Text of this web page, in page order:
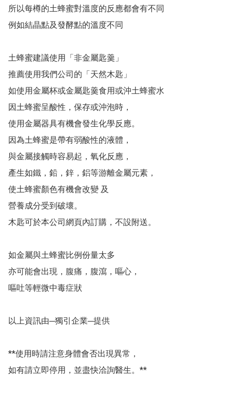
所以每樽的土蜂蜜對溫度的反應都會有不同
例如結晶點及發酵點的溫度不同
土蜂蜜建議使用「非金屬匙羹」
推薦使用我們公司的「天然木匙」
如使用金屬杯或金屬匙羹食用或沖土蜂蜜水
因土蜂蜜呈酸性，保存或沖泡時，
使用金屬器具有機會發生化學反應。
因為土蜂蜜是帶有弱酸性的液體，
與金屬接觸時容易起，氧化反應，
產生如鐵，鉛，鋅，鋁等游離金屬元素，
使土蜂蜜顏色有機會改變 及
營養成分受到破壞。
木匙可於本公司網頁內訂購，不設附送。
如金屬與土蜂蜜比例份量太多
亦可能會出現，腹痛，腹瀉，嘔心，
嘔吐等輕微中毒症狀
以上資訊由─獨引企業─提供
**使用時請注意身體會否出現異常，
如有請立即停用，並盡快洽詢醫生。**